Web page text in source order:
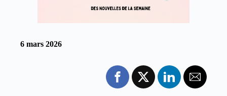
6 mars 2026